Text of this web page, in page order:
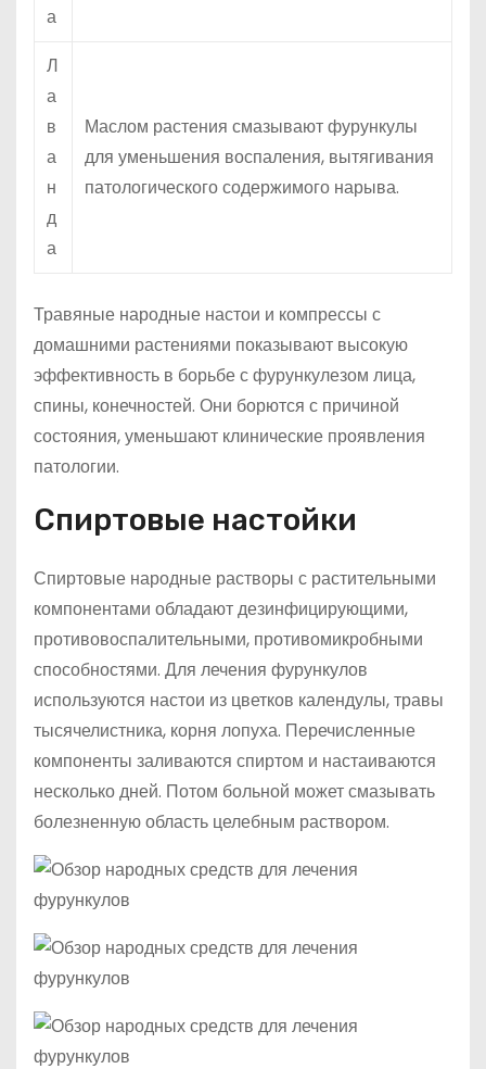
а
Л
а
в
а
н
д
а
Маслом растения смазывают фурункулы
для уменьшения воспаления, вытягивания
патологического содержимого нарыва.
Травяные народные настои и компрессы с
домашними растениями показывают высокую
эффективность в борьбе с фурункулезом лица,
спины, конечностей. Они борются с причиной
состояния, уменьшают клинические проявления
патологии.
Спиртовые настойки
Спиртовые народные растворы с растительными
компонентами обладают дезинфицирующими,
противовоспалительными, противомикробными
способностями. Для лечения фурункулов
используются настои из цветков календулы, травы
тысячелистника, корня лопуха. Перечисленные
компоненты заливаются спиртом и настаиваются
несколько дней. Потом больной может смазывать
болезненную область целебным раствором.